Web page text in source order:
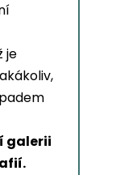
je
galerii